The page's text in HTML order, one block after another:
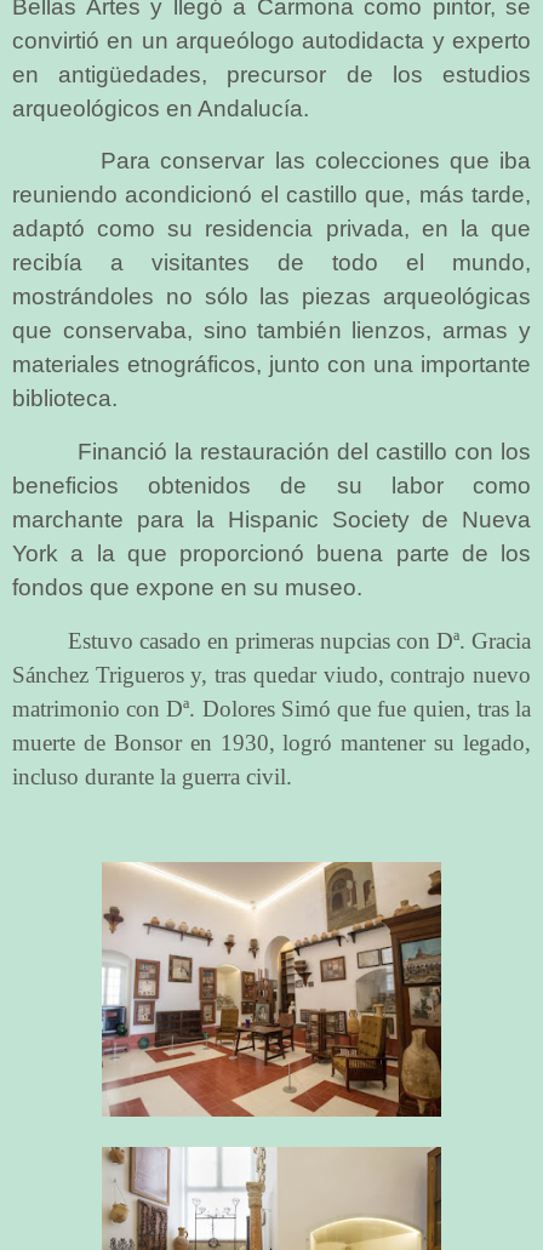
Bellas Artes y llegó a Carmona como pintor, se
convirtió en un arqueólogo autodidacta y experto
en antigüedades, precursor de los estudios
arqueológicos en Andalucía.
Para conservar las colecciones que iba
reuniendo acondicionó el castillo que, más tarde,
adaptó como su residencia privada, en la que
recibía a visitantes de todo el mundo,
mostrándoles no sólo las piezas arqueológicas
que conservaba, sino también lienzos, armas y
materiales etnográficos, junto con una importante
biblioteca.
Financió la restauración del castillo con los
beneficios obtenidos de su labor como
marchante para la Hispanic Society de Nueva
York a la que proporcionó buena parte de los
fondos que expone en su museo.
Estuvo casado en primeras nupcias con Dª. Gracia
Sánchez Trigueros y, tras quedar viudo, contrajo nuevo
matrimonio con Dª. Dolores Simó que fue quien, tras la
muerte de Bonsor en 1930, logró mantener su legado,
incluso durante la guerra civil.